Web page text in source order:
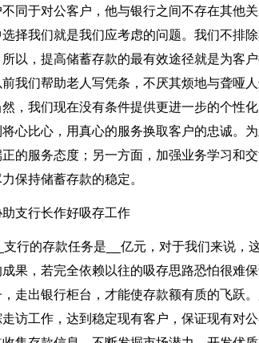
同于对公客户，他与银行之间不存在其他
择我们就是我们应考虑的问题。我们不排
以，提高储蓄存款的最有效途径就是为客
我们帮助老人写凭条，不厌其烦地与聋哑
，我们现在没有条件提供更进一步的个性
心比心，用真心的服务换取客户的忠诚。
的服务态度；另一方面，加强业务学习和
保持储蓄存款的稳定。
助支行长作好吸存工作
支行的存款任务是__亿元，对于我们来说，
果，若完全依赖以往的吸存思路恐怕很难
走出银行柜台，才能使存款额有质的飞跃
访工作，达到稳定现有客户，保证现有对